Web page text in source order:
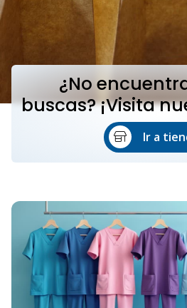
¿No
buscas? ¡Visita
Ir a